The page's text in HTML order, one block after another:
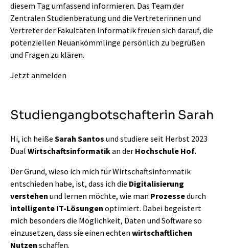
diesem Tag umfassend informieren. Das Team der
Zentralen Studienberatung und die Vertreterinnen und
Vertreter der Fakultäten Informatik freuen sich darauf, die
potenziellen Neuankömmlinge persönlich zu begrüßen
und Fragen zu klären.
Jetzt anmelden
Studiengangbotschafterin Sarah
Hi, ich heiße Sarah Santos und studiere seit Herbst 2023
Dual Wirtschaftsinformatikan der Hochschule Hof.
Der Grund, wieso ich mich für Wirtschaftsinformatik
entschieden habe, ist, dass ich die Digitalisierung
verstehen und lernen möchte, wie man Prozessedurch
intelligente IT-Lösungen optimiert. Dabei begeistert
mich besonders die Möglichkeit, Daten und Software so
einzusetzen, dass sie einen echten wirtschaftlichen
Nutzen schaffen.